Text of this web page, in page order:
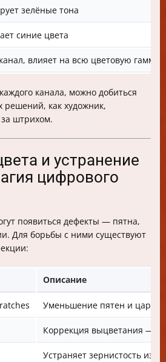
зелёные тона
синие цвета
влияет на всю цветовую гамму
канала, можно добиться
решений, как художник,
штрихом.
и устранение
цифрового
появиться дефекты — пятна,
Для борьбы с ними существуют
Описание
Уменьшение пятен и
Коррекция выцветания —
Устраняет зернистость